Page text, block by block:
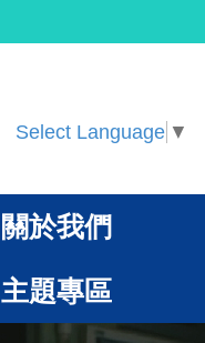
Select Language ▼
關於我們
主題專區